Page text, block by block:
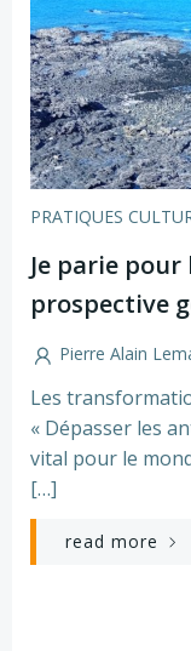
PRATIQUES
Je parie pour
prospective
Pierre Alain
Les
« Dépasser les
vital pour le
[…]
read more